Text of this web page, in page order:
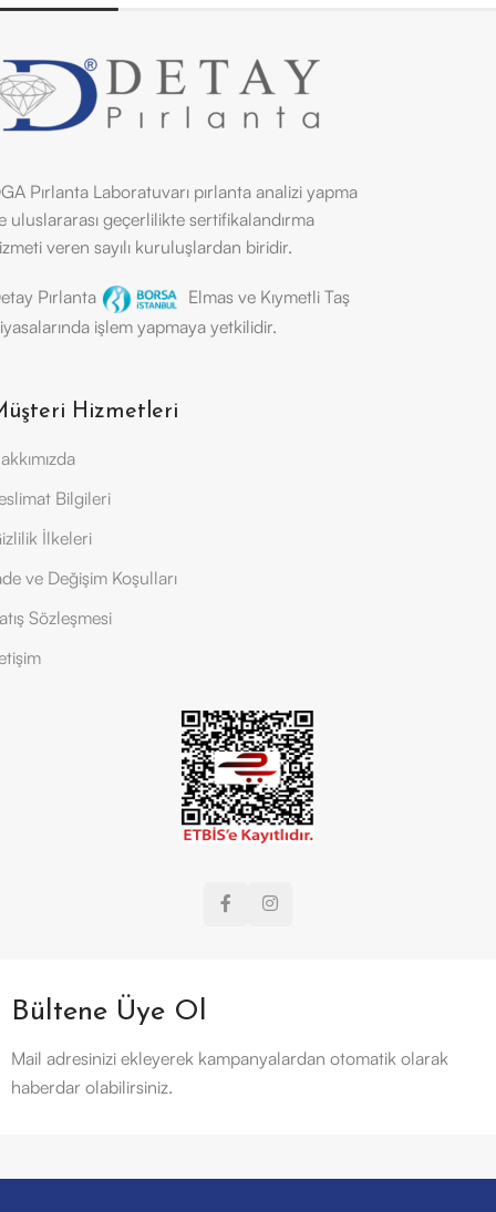
Pırlanta Laboratuvarı pırlanta analizi yapma
uluslararası geçerlilikte sertifikalandırma
veren sayılı kuruluşlardan biridir.
Pırlanta
Elmas ve Kıymetli Taş
işlem yapmaya yetkilidir.
Hizmetleri
Bilgileri
İlkeleri
ve Değişim Koşulları
Sözleşmesi
Bültene Üye Ol
Mail adresinizi ekleyerek kampanyalardan otomatik olarak
haberdar olabilirsiniz.